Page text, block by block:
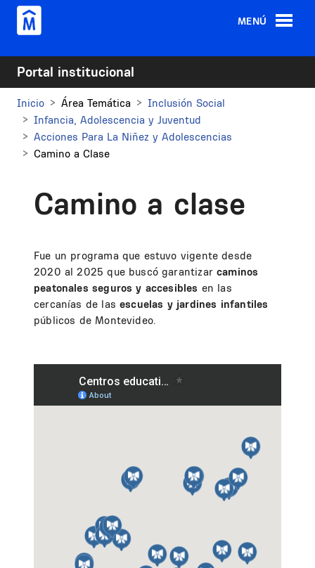
Pasar al contenido principal
MENÚ
Portal institucional
Inicio Área Temática
Inclusión Social
Infancia, Adolescencia y Juventud
Acciones Para La Niñez y Adolescencias
Camino a Clase
Camino a clase
Fue un programa que estuvo vigente desde
2020 al 2025 que buscó garantizarcaminos
peatonales seguros y accesibles en las
cercanías de lasescuelas y jardines infantiles
públicos de Montevideo.